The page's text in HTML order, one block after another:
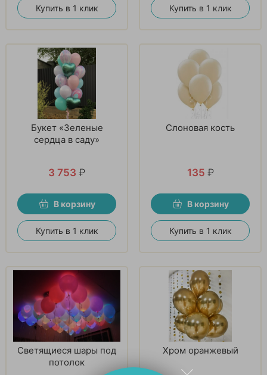
Купить в 1 клик Купить в 1 клик
Букет «Зеленые
сердца в саду»
3 753 ₽
В корзину
Купить в 1 клик
Слоновая кость
135 ₽
В корзину
Купить в 1 клик
Светящиеся шары под
потолок
Хром оранжевый